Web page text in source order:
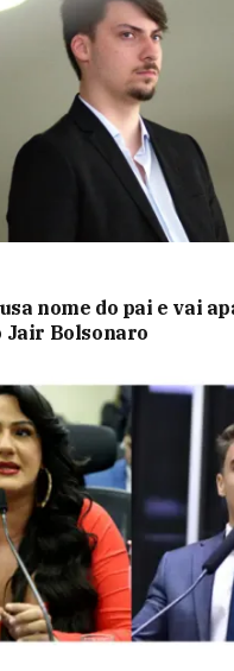
nome do pai e vai
Jair Bolsonaro